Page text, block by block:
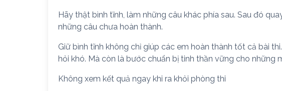
Hãy thật bình tĩnh, làm những câu khác phía sau. Sau đó
những câu chưa hoàn thành.
Giữ bình tĩnh không chỉ giúp các em hoàn thành tốt cả bài
hỏi khó. Mà còn là bước chuẩn bị tinh thần vững cho những
Không xem kết quả ngay khi ra khỏi phòng thi